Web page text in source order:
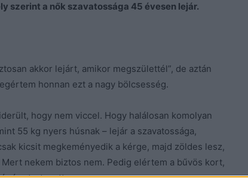
szerint a nők szavatossága 45 évesen lejár.
akkor lejárt, amikor megszülettél”, de aztán
honnan ezt a nagy bölcsesség.
hogy nem viccel. Hogy halálosan komolyan
55 kg nyers húsnak – lejár a szavatossága,
kicsit megkeményedik a kérge, majd zöldes lesz,
nekem biztos nem. Pedig elértem a bűvös kort,
tartogattam.